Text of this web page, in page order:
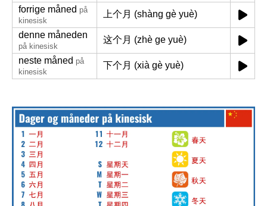
forrige måned på
kinesisk
上个月 (shàng gè yuè)
denne måneden
på kinesisk
这个月 (zhè ge yuè)
neste måned på
kinesisk
下个月 (xià gè yuè)